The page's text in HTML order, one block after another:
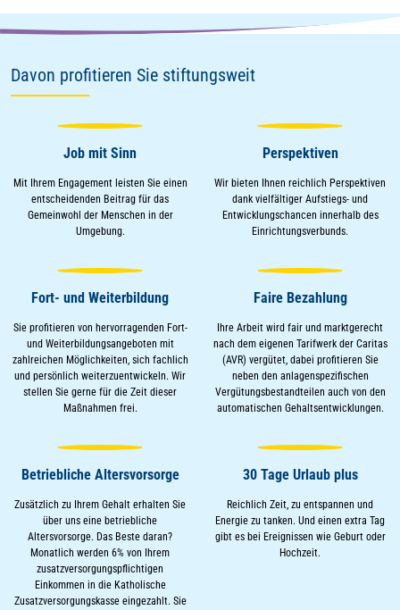
Davon profitieren Sie stiftungsweit
Job mit Sinn
Mit Ihrem Engagement leisten Sie einen
entscheidenden Beitrag für das
Gemeinwohl der Menschen in der
Umgebung.
Perspektiven
Wir bieten Ihnen reichlich Perspektiven
dank vielfältiger Aufstiegs- und
Entwicklungschancen innerhalb des
Einrichtungsverbunds.
Fort- und Weiterbildung
Sie profitieren von hervorragenden Fort-
und Weiterbildungsangeboten mit
zahlreichen Möglichkeiten, sich fachlich
und persönlich weiterzuentwickeln. Wir
stellen Sie gerne für die Zeit dieser
Maßnahmen frei.
Faire Bezahlung
Ihre Arbeit wird fair und marktgerecht
nach dem eigenen Tarifwerk der Caritas
(AVR) vergütet, dabei profitieren Sie
neben den anlagenspezifischen
Vergütungsbestandteilen auch von den
automatischen Gehaltsentwicklungen.
Betriebliche Altersvorsorge
Zusätzlich zu Ihrem Gehalt erhalten Sie
über uns eine betriebliche
Altersvorsorge. Das Beste daran?
Monatlich werden 6% von Ihrem
zusatzversorgungspflichtigen
Einkommen in die Katholische
Zusatzversorgungskasse eingezahlt. Sie
30 Tage Urlaub plus
Reichlich Zeit, zu entspannen und
Energie zu tanken. Und einen extra Tag
gibt es bei Ereignissen wie Geburt oder
Hochzeit.